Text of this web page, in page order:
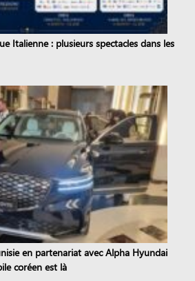
Italienne : plusieurs spectacles dans les
en partenariat avec Alpha Hyundai
coréen est là